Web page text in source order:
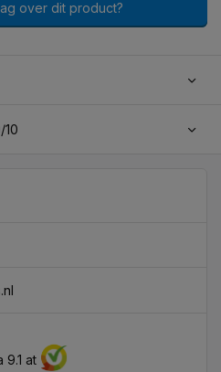
over dit product?
10
9.1 at